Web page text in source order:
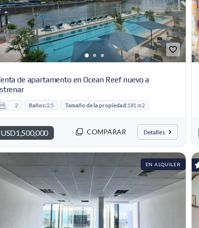
de apartamento en Ocean Reef nuevo a
USD1,500,000
2 Baños:2.5 Tamaño de la propiedad:181 m2
COMPARAR Detalles
EN ALQUILER